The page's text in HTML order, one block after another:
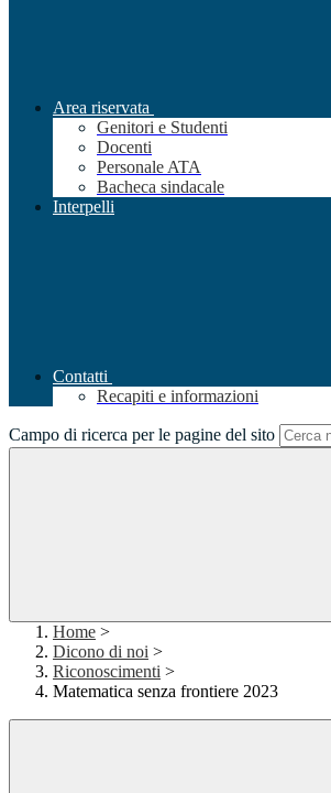
Area riservata
Genitori e Studenti
Docenti
Personale ATA
Bacheca sindacale
Interpelli
Contatti
Recapiti e informazioni
Campo di ricerca per le pagine del sito
Home >
Dicono di noi >
Riconoscimenti >
Matematica senza frontiere 2023